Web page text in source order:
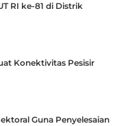
RI ke-81 di Distrik
Konektivitas Pesisir
Guna Penyelesaian